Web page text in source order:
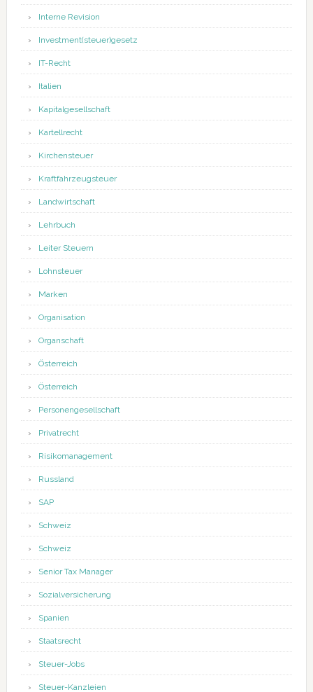
Interne Revision
Investment(steuer)gesetz
IT-Recht
Italien
Kapitalgesellschaft
Kartellrecht
Kirchensteuer
Kraftfahrzeugsteuer
Landwirtschaft
Lehrbuch
Leiter Steuern
Lohnsteuer
Marken
Organisation
Organschaft
Österreich
Österreich
Personengesellschaft
Privatrecht
Risikomanagement
Russland
SAP
Schweiz
Schweiz
Senior Tax Manager
Sozialversicherung
Spanien
Staatsrecht
Steuer-Jobs
Steuer-Kanzleien